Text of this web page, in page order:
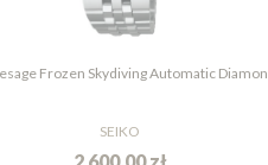
Frozen Skydiving Automatic
SEIKO